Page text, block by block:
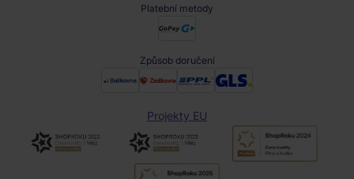
Platební metody
Způsob doručení
Projekty EU